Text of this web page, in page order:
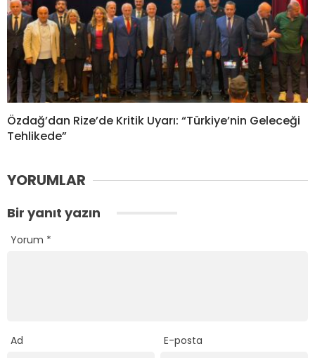
Özdağ’dan Rize’de Kritik Uyarı: “Türkiye’nin Geleceği
Tehlikede”
YORUMLAR
Bir yanıt yazın
Yorum *
Ad E-posta